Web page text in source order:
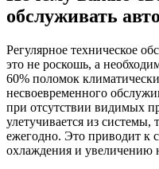
обслуживать
Регулярное техническое
это не роскошь, а
60% поломок
несвоевременного
при отсутствии видимых
улетучивается из системы,
ежегодно. Это приводит к
охлаждения и увеличению